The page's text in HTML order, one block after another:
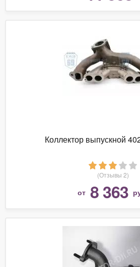
Коллектор выпускной
(Отзывы 2)
от 8 363